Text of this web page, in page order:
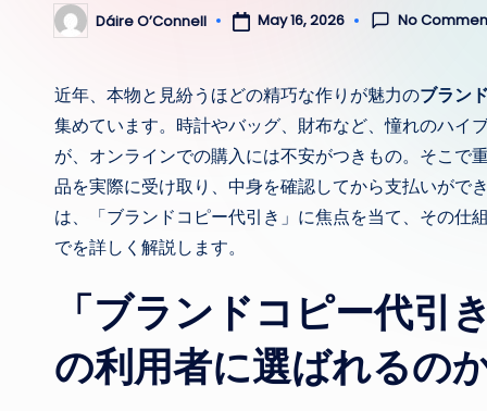
Posted
by
Dáire O’Connell May 16, 2026 No
近年、本物と見紛うほどの精巧な作りが魅力のブラン
集めています。時計やバッグ、財布など、憧れのハイ
が、オンラインでの購入には不安がつきもの。そこで
品を実際に受け取り、中身を確認してから支払いがで
は、「ブランドコピー代引き」に焦点を当て、その仕
でを詳しく解説します。
「ブランドコピー代引
の利用者に選ばれるの